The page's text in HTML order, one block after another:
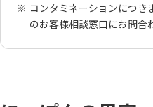
コンタミネーションにつき
のお客様相談窓口にお問合